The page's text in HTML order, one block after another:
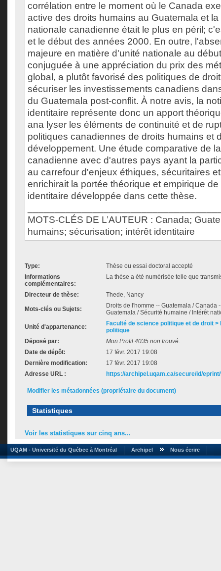
corrélation entre le moment où le Canada
active des droits humains au Guatemala et
nationale canadienne était le plus en péril;
et le début des années 2000. En outre,
majeure en matière d'unité nationale au
conjuguée à une appréciation du prix des
global, a plutôt favorisé des politiques de
sécuriser les investissements canadiens
du Guatemala post-conflit. À notre avis, la
identitaire représente donc un apport
ana lyser les éléments de continuité et de
politiques canadiennes de droits humains et
développement. Une étude comparative de
canadienne avec d'autres pays ayant la
au carrefour d'enjeux éthiques, sécuritaires
enrichirait la portée théorique et empirique
identitaire développée dans cette thèse.
MOTS-CLÉS DE L’AUTEUR : Canada;
humains; sécurisation; intérêt identitaire
Type:
Thèse ou essai doctoral accepté
Informations
complémentaires:
La thèse a été numérisée telle que
Directeur de thèse: Thede, Nancy
Mots-clés ou Sujets:
Droits de l'homme -- Guatemala / Canada
Guatemala / Sécurité humaine / Intérêt
Unité d'appartenance:
Faculté de science politique et de droit
politique
Déposé par:
Mon Profil 4035 non trouvé.
Date de dépôt:
17 févr. 2017 19:08
Dernière modification:
17 févr. 2017 19:08
Adresse URL :
https://archipel.uqam.ca/secure/id/
Modifier les métadonnées (propriétaire du document)
Statistiques
Voir les statistiques sur cinq ans...
UQAM - Université du Québec à Montréal Archipel Nous écrire